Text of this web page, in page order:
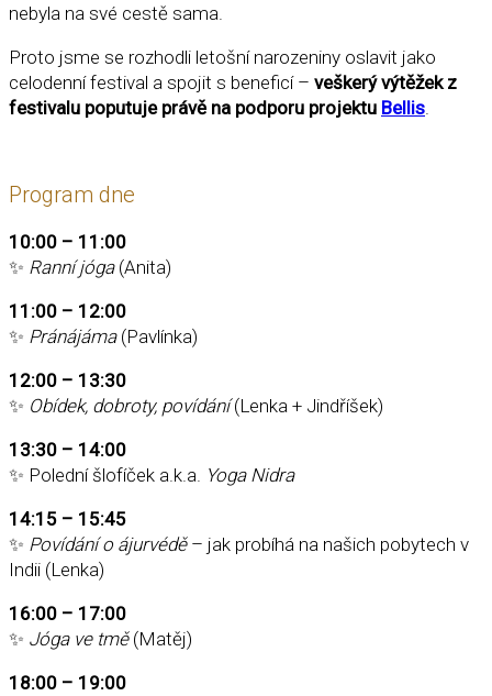
nebyla na své cestě sama.
Proto jsme se rozhodli letošní narozeniny oslavit jako
celodenní festival a spojit s beneficí – veškerý výtěžek z
festivalu poputuje právě na podporu projektu Bellis.
Program dne
10:00 – 11:00
✨ Ranní jóga(Anita)
11:00 – 12:00
✨ Pránájáma(Pavlínka)
12:00 – 13:30
✨ Obídek, dobroty, povídání(Lenka + Jindříšek)
13:30 – 14:00
✨ Polední šlofíček a.k.a. Yoga Nidra
14:15 – 15:45
✨ Povídání o ájurvédě– jak probíhá na našich pobytech v
Indii (Lenka)
16:00 – 17:00
✨ Jóga ve tmě(Matěj)
18:00 – 19:00